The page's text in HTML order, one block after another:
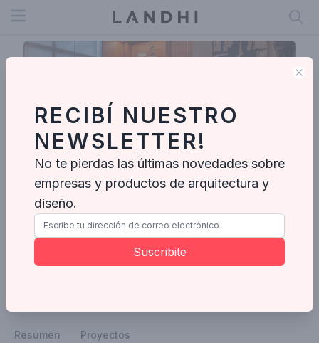
Open menu
NLPX Arquitetura
Enviar mensaje
Resumen Proyectos
RECIBÍ NUESTRO
NEWSLETTER!
No te pierdas las últimas novedades sobre
empresas y productos de arquitectura y
diseño.
Suscribite